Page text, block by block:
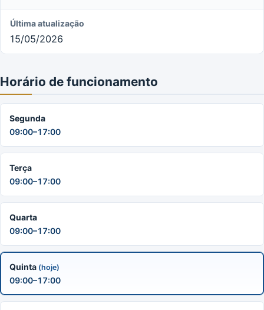
Última atualização
15/05/2026
Horário de funcionamento
Segunda
09:00–17:00
Terça
09:00–17:00
Quarta
09:00–17:00
Quinta (hoje)
09:00–17:00